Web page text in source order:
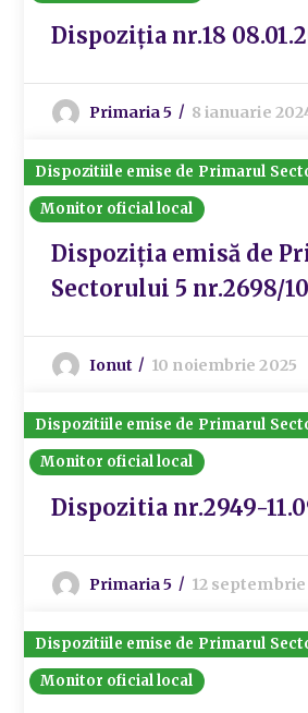
Dispoziția nr.18
Primaria 5 8 ianuarie
Dispozitiile emise de Primarul
Monitor oficial local
Dispoziția emisă de
Sectorului 5 nr.2698/
Ionut 10 noiembrie 2025
Dispozitiile emise de Primarul
Monitor oficial local
Dispozitia nr.2949-
Primaria 5 12 septembrie
Dispozitiile emise de Primarul
Monitor oficial local